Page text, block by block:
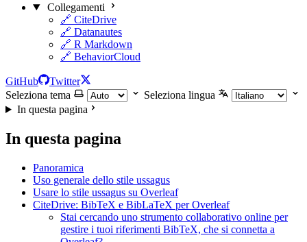
Collegamenti
🔗 CiteDrive
🔗 Datanautes
🔗 R Markdown
🔗 BehaviorCloud
GitHub
Twitter
Seleziona tema
Seleziona lingua
In questa pagina
In questa pagina
Panoramica
Uso generale dello stile ussagus
Usare lo stile ussagus su Overleaf
CiteDrive: BibTeX e BibLaTeX per Overleaf
Stai cercando uno strumento collaborativo online per
gestire i tuoi riferimenti BibTeX, che si connetta a